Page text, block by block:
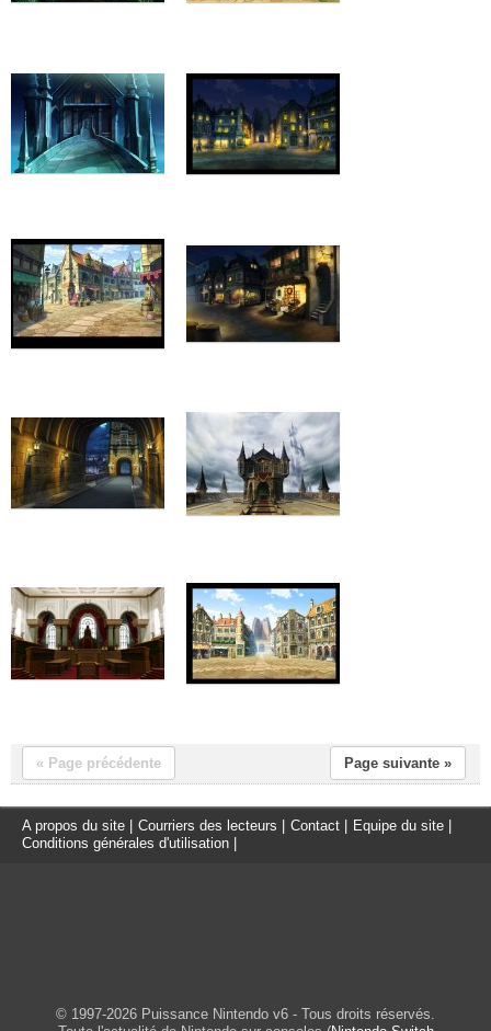
« Page précédente Page suivante »
A propos du site Courriers des lecteurs Contact Equipe du site
Conditions générales d'utilisation
© 1997-2026 Puissance Nintendo v6 - Tous droits réservés.